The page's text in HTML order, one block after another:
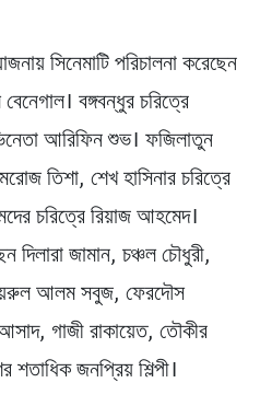
সিনেমাটি পরিচালনা করেছেন
বঙ্গবন্ধুর চরিত্রে
আরিফিন শুভ। ফজিলাতুন
তিশা, শেখ হাসিনার চরিত্রে
চরিত্রে রিয়াজ আহমেদ।
জামান, চঞ্চল চৌধুরী,
আলম সবুজ, ফেরদৌস
গাজী রাকায়েত, তৌকীর
জনপ্রিয় শিল্পী।